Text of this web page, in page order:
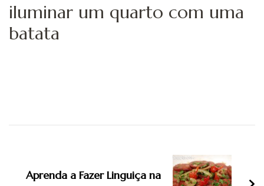
iluminar um quarto com uma
batata
Aprenda a Fazer Linguiça na